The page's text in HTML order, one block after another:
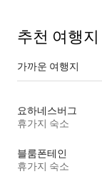
추천 여행지
가까운 여행지
요하네스버그
휴가지 숙소
블룸폰테인
휴가지 숙소